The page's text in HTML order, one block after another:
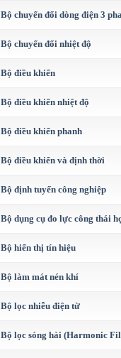
Bộ chuyển đổi dòng điện 3
Bộ chuyển đổi nhiệt độ
Bộ điều khiển
Bộ điều khiển nhiệt độ
Bộ điều khiển phanh
Bộ điều khiển và định thời
Bộ định tuyến công nghiệp
Bộ dụng cụ đo lực công thái
Bộ hiển thị tín hiệu
Bộ làm mát nén khí
Bộ lọc nhiễu điện từ
Bộ lọc sóng hài (Harmonic